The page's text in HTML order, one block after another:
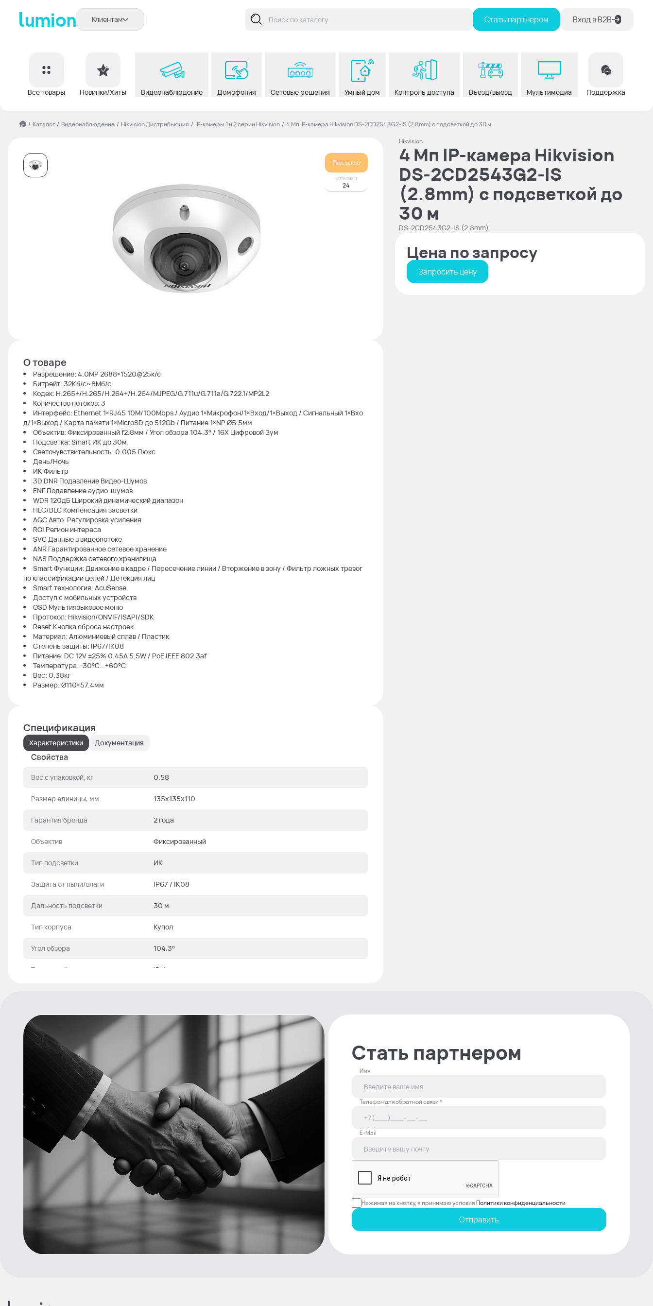
Клиентам Стать партнером Вход в В2В
Все товары Новинки/Хиты Видеонаблюдение Домофония Сетевые решения Умный дом Контроль доступа Въезд/выезд Мультимедиа Поддержка
/ Каталог / Видеонаблюдение / Hikvision Дистрибьюция / IP-камеры 1 и 2 серии Hikvision / 4 Мп IP-камера Hikvision DS-2CD2543G2-IS (2.8mm) c подсветкой до 30 м
Под заказ
упаковка
24
О товаре
Разрешение: 4.0МР 2688×1520@25к/с
Битрейт: 32Кб/с~8Мб/с
Кодек: H.265+/H.265/H.264+/H.264/MJPEG/G.711u/G.711a/G.722.1/MP2L2
Количество потоков: 3
Интерфейс: Ethernet 1×RJ45 10M/100Mbps / Аудио 1×Микрофон/1×Вход/1×Выход / Сигнальный 1×Вхо
д/1×Выход / Карта памяти 1×MicroSD до 512Gb / Питание 1×NP Ø5.5мм
Объектив: Фиксированный f2.8мм / Угол обзора 104.3° / 16X Цифровой Зум
Подсветка: Smart ИК до 30м.
Светочувствительность: 0.005 Люкс
День/Ночь
ИК Фильтр
3D DNR Подавление Видео-Шумов
ENF Подавление аудио-шумов
WDR 120дБ Широкий динамический диапазон
HLC/BLC Компенсация засветки
AGC Авто. Регулировка усиления
ROI Регион интереса
SVC Данные в видеопотоке
ANR Гарантированное сетевое хранение
NAS Поддержка сетевого хранилища
Smart Функции: Движение в кадре / Пересечение линии / Вторжение в зону / Фильтр ложных тревог
по классификации целей / Детекция лиц
Smart технология: AcuSense
Доступ с мобильных устройств
OSD Мультиязыковое меню
Протокол: Hikvision/ONVIF/ISAPI/SDK
Reset Кнопка сброса настроек
Материал: Алюминиевый сплав / Пластик
Степень защиты: IP67/IK08
Питание: DC 12V ±25% 0.45A 5.5W / PoE IEEE 802.3af
Температура: -30°C...+60°C
Вес: 0.38кг
Размер: Ø110×57.4мм
Спецификация
Характеристики Документация
Свойства
Вес с упаковкой, кг 0.58
Размер единицы, мм 135x135x110
Гарантия бренда 2 года
Объектив Фиксированный
Тип подсветки ИК
Защита от пыли/влаги IP67 / IK08
Дальность подсветки 30 м
Тип корпуса Купол
Угол обзора 104.3°
Тип устройства IP Камера, купольная
Микрофон Есть
Тревожный вход/выход Есть
WDR
Артикул DS-2CD2543G2-IS (2.8mm)
Ключевые технологии AcuSense
Емкость поддерживаемых
до 512 Гб
Фокусное расстояние 2.8mm
Hikvision
4 Мп IP-камера Hikvision
DS-2CD2543G2-IS
(2.8mm) c подсветкой до
30 м
DS-2CD2543G2-IS (2.8mm)
Цена по запросу
Запросить цену
Стать партнером
Имя
Телефон для обратной связи *
E-Mail
Нажимая на кнопку, я принимаю условияПолитики конфиденциальности
Отправить